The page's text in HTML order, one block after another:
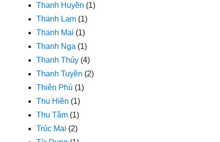
Thanh Huyền (1)
Thanh Lam (1)
Thanh Mai (1)
Thanh Nga (1)
Thanh Thúy (4)
Thanh Tuyền (2)
Thiên Phú (1)
Thu Hiền (1)
Thu Tâm (1)
Trúc Mai (2)